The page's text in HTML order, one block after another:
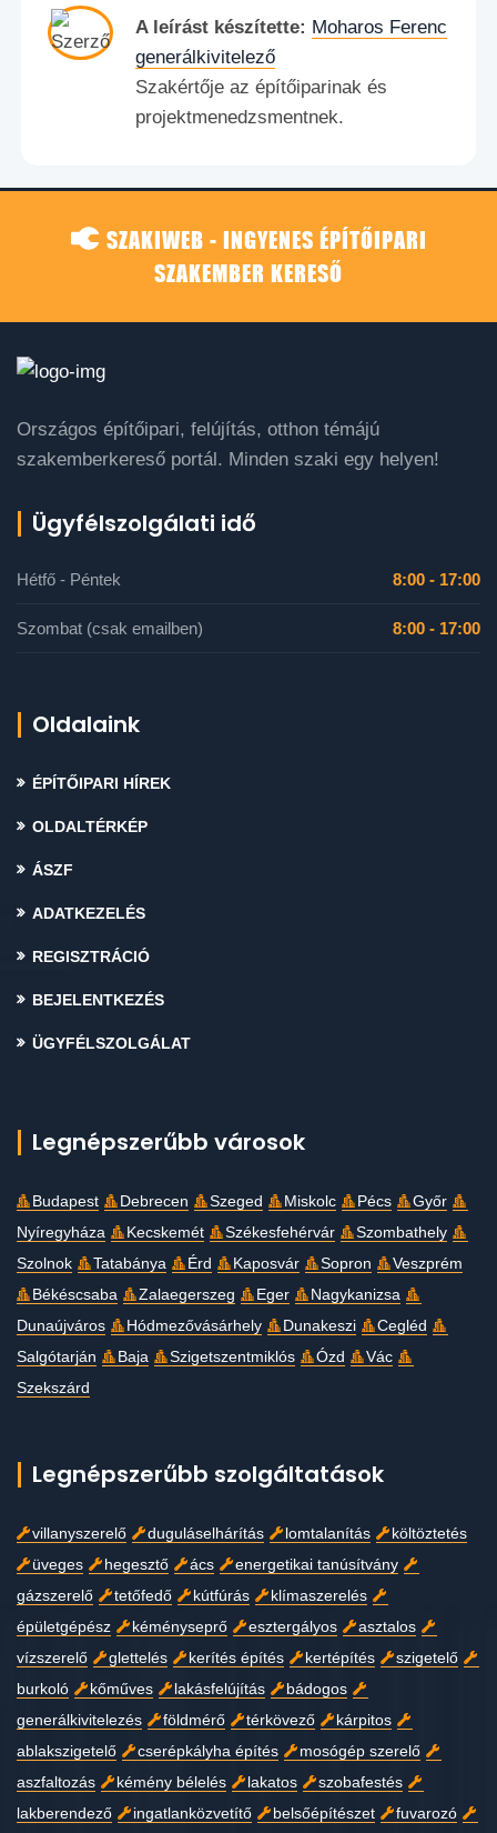
A leírást készítette: Moharos Ferenc
generálkivitelező
Szakértője az építőiparinak és
projektmenedzsmentnek.
SZAKIWEB - INGYENES ÉPÍTŐIPARI
SZAKEMBER KERESŐ
Országos építőipari, felújítás, otthon témájú
szakemberkereső portál. Minden szaki egy helyen!
Ügyfélszolgálati idő
Hétfő - Péntek 8:00 - 17:00
Szombat (csak emailben) 8:00 - 17:00
Oldalaink
ÉPÍTŐIPARI HÍREK
OLDALTÉRKÉP
ÁSZF
ADATKEZELÉS
REGISZTRÁCIÓ
BEJELENTKEZÉS
ÜGYFÉLSZOLGÁLAT
Legnépszerűbb városok
Budapest Debrecen Szeged Miskolc Pécs
Győr
Nyíregyháza
Kecskemét Székesfehérvár
Szombathely
Szolnok
Tatabánya Érd Kaposvár Sopron
Veszprém
Békéscsaba
Zalaegerszeg Eger
Nagykanizsa
Dunaújváros
Hódmezővásárhely Dunakeszi
Cegléd
Salgótarján
Baja Szigetszentmiklós Ózd
Vác
Szekszárd
Legnépszerűbb szolgáltatások
villanyszerelő duguláselhárítás lomtalanítás
költöztetés
üveges
hegesztő ács
energetikai tanúsítvány
gázszerelő
tetőfedő kútfúrás
klímaszerelés
épületgépész
kéményseprő esztergályos
asztalos
vízszerelő
glettelés kerítés építés kertépítés
szigetelő
burkoló
kőműves lakásfelújítás
bádogos
generálkivitelezés
földmérő térkövező
kárpitos
ablakszigetelő
cserépkályha építés
mosógép szerelő
aszfaltozás
kémény bélelés lakatos
szobafestés
lakberendező
ingatlanközvetítő belsőépítészet fuvarozó